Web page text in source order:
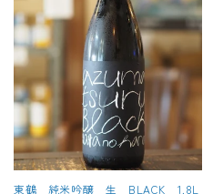
東鶴 純米吟醸 生 BLACK 1.8L